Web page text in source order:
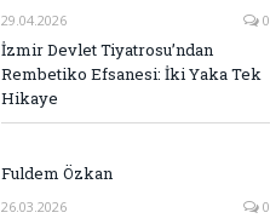
29.04.2026 0
İzmir Devlet Tiyatrosu’ndan
Rembetiko Efsanesi: İki Yaka Tek
Hikaye
Fuldem Özkan
26.03.2026 0